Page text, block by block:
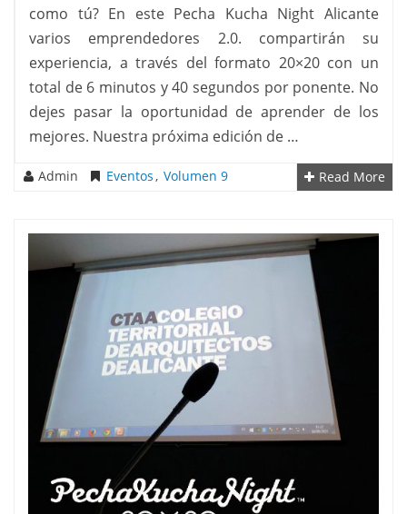
como tú? En este Pecha Kucha Night Alicante
varios emprendedores 2.0. compartirán su
experiencia, a través del formato 20×20 con un
total de 6 minutos y 40 segundos por ponente. No
dejes pasar la oportunidad de aprender de los
mejores. Nuestra próxima edición de …
Admin Eventos, Volumen 9 Read More